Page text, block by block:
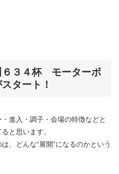
６３４杯 モーターボ
タート！
進入・調子・会場の特徴などと
と思います。
、どんな“展開”になるのかという